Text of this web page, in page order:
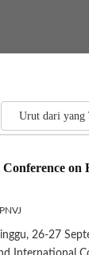
Urut dari yang
on
26-27